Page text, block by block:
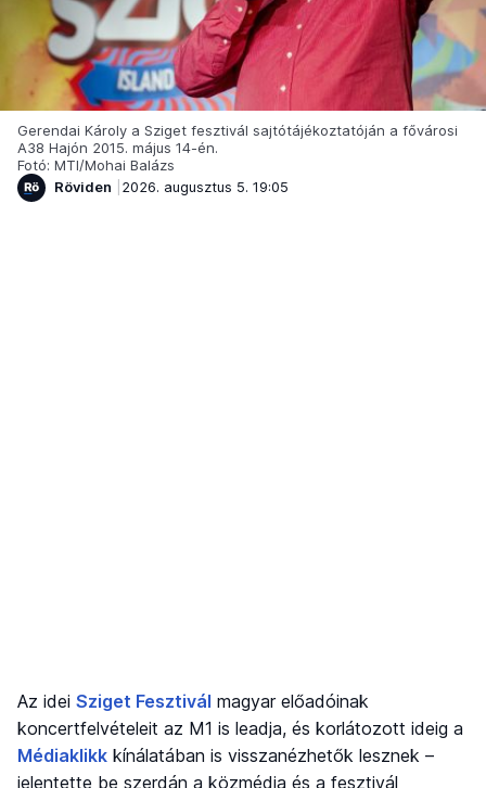
Gerendai Károly a Sziget fesztivál sajtótájékoztatóján a fővárosi
A38 Hajón 2015. május 14-én.
Fotó: MTI/Mohai Balázs
Röviden
2026. augusztus 5. 19:05
Az idei Sziget Fesztivál magyar előadóinak
koncertfelvételeit az M1 is leadja, és korlátozott ideig a
Médiaklikk kínálatában is visszanézhetők lesznek –
jelentette be szerdán a közmédia és a fesztivál